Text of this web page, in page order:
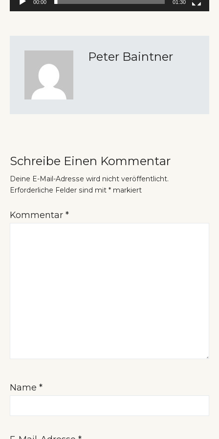
00:00 01:30
Peter Baintner
Schreibe Einen Kommentar
Deine E-Mail-Adresse wird nicht veröffentlicht.
Erforderliche Felder sind mit * markiert
Kommentar *
Name *